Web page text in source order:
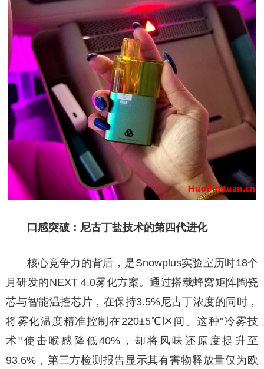
口感突破：尼古丁盐技术的第四代进化
核心竞争力的背后，是Snowplus实验室历时18个
月研发的NEXT 4.0雾化方案。通过搭载蜂窝矩阵陶瓷
芯与智能温控芯片，在保持3.5%尼古丁浓度的同时，
将雾化温度精准控制在220±5℃区间。这种"冷雾技
术"使击喉感降低40%，却将风味还原度提升至
93.6%，第三方检测报告显示其有害物释放量仅为欧